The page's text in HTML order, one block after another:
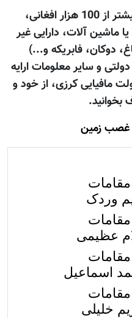
میزان دارایی منقول، (پول نقد بیشتر از 100 هزار افغانی،
ماشین آلات، دارایی غیر
دوکان، فابریکه و...)
و سایر معلومات ارایه
مافیایی کرزی، از خود و
بخوانید.
غصب زمين
وردک
عظیمی
اسماعیل
خلیلی